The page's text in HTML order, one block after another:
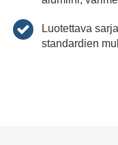
Luotettava
standardien